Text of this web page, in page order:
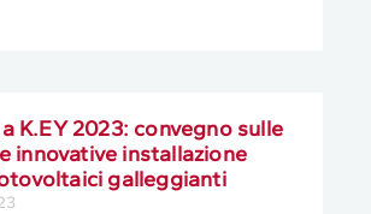
K.EY 2023: convegno sulle
innovative installazione
galleggianti